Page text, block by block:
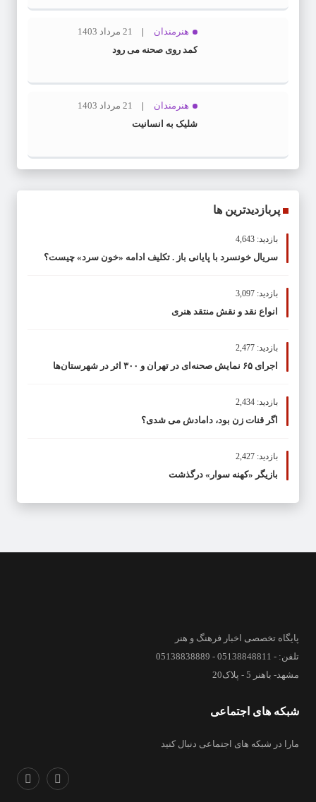
هنرمندان
21 مرداد 1403
کمد روی صحنه می رود
هنرمندان
21 مرداد 1403
شلیک به انسانیت
پربازدیدترین ها
بازدید: 4,643
سریال خونسرد با پایانی باز . تکلیف ادامه «خون سرد» چیست؟
بازدید: 3,097
انواع نقد و نقش منتقد هنری
بازدید: 2,477
اجرای ۶۵ نمایش صحنه‌ای در تهران و ۳۰۰ اثر در شهرستان‌ها
بازدید: 2,434
اگر قنات زن بود، دامادش می شدی؟
بازدید: 2,427
بازیگر «کهنه سوار» درگذشت
پایگاه تخصصی اخبار فرهنگ و هنر
تلفن: - 05138848811 - 05138838889
مشهد- باهنر 5 - پلاک20
شبکه های اجتماعی
مارا در شبکه های اجتماعی دنبال کنید